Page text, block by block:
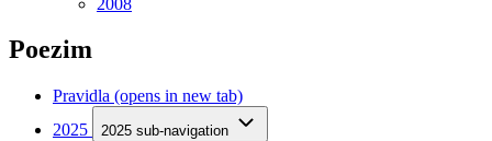
Poezim
Pravidla (opens in new tab)
2025
2025 sub-navigation